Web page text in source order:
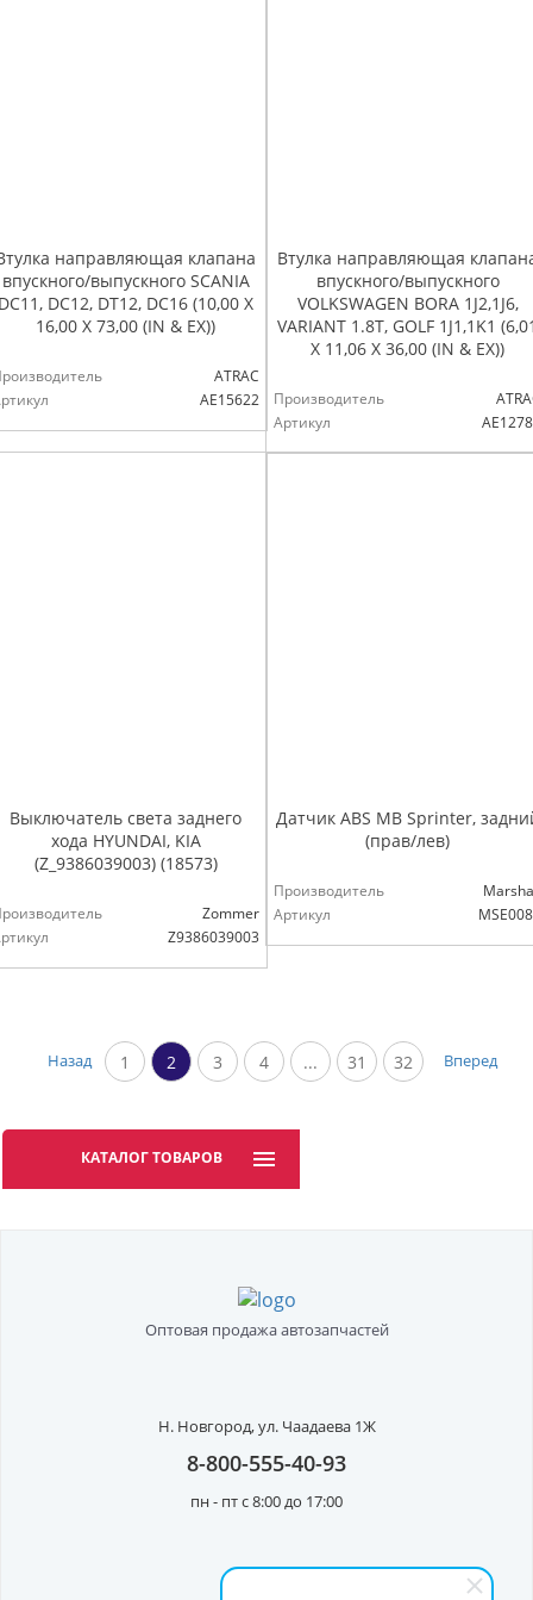
направляющая клапана
впускного/выпускного SCANIA
DC12, DT12, DC16 (10,00 X
16,00 X 73,00 (IN & EX))
ATRAC
AE15622
Втулка направляющая
впускного/выпускного
VOLKSWAGEN BORA 1J2,1J6,
VARIANT 1.8T, GOLF 1J1,1K1
X 11,06 X 36,00 (IN & EX))
Производитель
Артикул
Выключатель света заднего
хода HYUNDAI, KIA
(Z_9386039003) (18573)
Zommer
Z9386039003
Датчик ABS MB Sprinter,
(прав/лев)
Производитель
Артикул
Назад Вперед
1 2 3 4 ... 31 32
КАТАЛОГ ТОВАРОВ
Оптовая продажа автозапчастей
Н. Новгород,ул. Чаадаева 1Ж
8-800-555-40-93
пн - пт с 8:00 до 17:00